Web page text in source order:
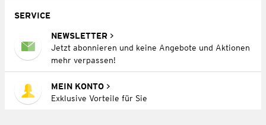
SERVICE
NEWSLETTER
Jetzt abonnieren und keine Angebote und Aktionen
mehr verpassen!
MEIN KONTO
Exklusive Vorteile für Sie